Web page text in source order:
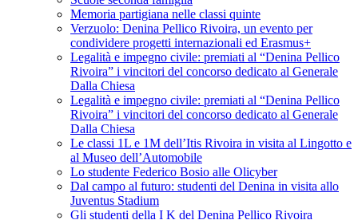
Memoria partigiana nelle classi quinte
Verzuolo: Denina Pellico Rivoira, un evento per
condividere progetti internazionali ed Erasmus+
Legalità e impegno civile: premiati al “Denina Pellico
Rivoira” i vincitori del concorso dedicato al Generale
Dalla Chiesa
Legalità e impegno civile: premiati al “Denina Pellico
Rivoira” i vincitori del concorso dedicato al Generale
Dalla Chiesa
Le classi 1L e 1M dell’Itis Rivoira in visita al Lingotto e
al Museo dell’Automobile
Lo studente Federico Bosio alle Olicyber
Dal campo al futuro: studenti del Denina in visita allo
Juventus Stadium
Gli studenti della I K del Denina Pellico Rivoira